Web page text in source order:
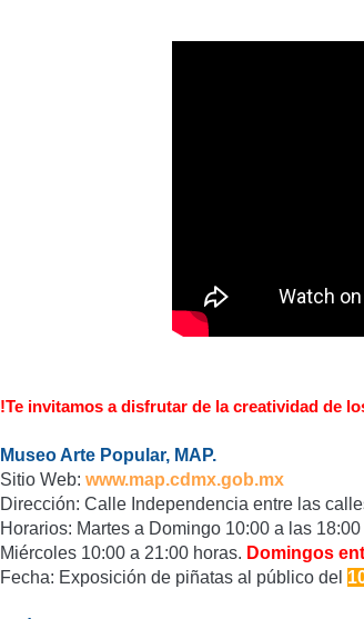
!Te invitamos a disfrutar de la creatividad de
Museo Arte Popular, MAP.
Sitio Web: www.map.cdmx.gob.mx
Dirección: Calle Independencia entre las
Horarios: Martes a Domingo 10:00 a las 18:00
Miércoles 10:00 a 21:00 horas. Domingos
Fecha: Exposición de piñatas al público del